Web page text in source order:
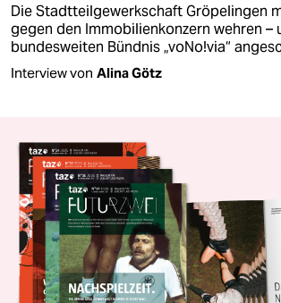
Die Stadtteilgewerkschaft Gröpelingen
gegen den Immobilienkonzern wehren –
bundesweiten Bündnis „voNo!via“
Interview von Alina Götz